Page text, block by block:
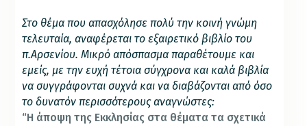
Στο θέμα που απασχόλησε πολύ την κοινή γνώμη
τελευταία, αναφέρεται το εξαιρετικό βιβλίο του
π.Αρσενίου. Μικρό απόσπασμα παραθέτουμε και
εμείς, με την ευχή τέτοια σύγχρονα και καλά βιβλία
να συγγράφονται συχνά και να διαβάζονται από όσο
το δυνατόν περισσότερους αναγνώστες:
“Η άποψη της Εκκλησίας στα θέματα τα σχετικά